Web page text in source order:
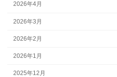
2026年4月
2026年3月
2026年2月
2026年1月
2025年12月